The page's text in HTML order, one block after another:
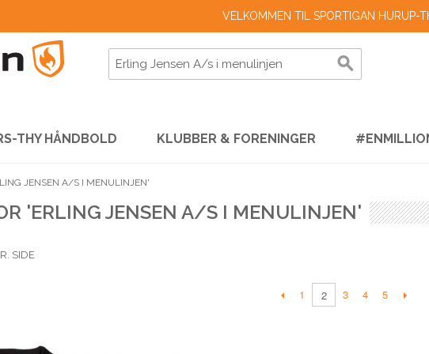
VELKOMMEN TIL SPORTIGAN HURUP-
THY HÅNDBOLD KLUBBER & FORENINGER
JENSEN A/S I MENULINJEN'
'ERLING JENSEN A/S I MENULINJEN'
SIDE
1 2 3 4 5